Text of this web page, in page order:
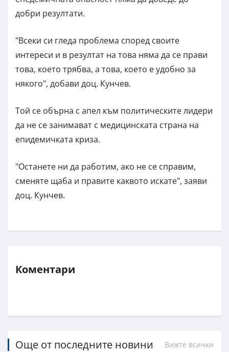
добри резултати.
"Всеки си гледа проблема според своите
интереси и в резултат на това няма да се прави
това, което трябва, а това, което е удобно за
някого", добави доц. Кунчев.
Той се обърна с апел към политическите лидери
да не се занимават с медицинската страна на
епидемичката криза.
"Останете ни да работим, ако не се справим,
сменяте щаба и правите каквото искате", заяви
доц. Кунчев.
Коментари
Още от последните новини Вижте всички